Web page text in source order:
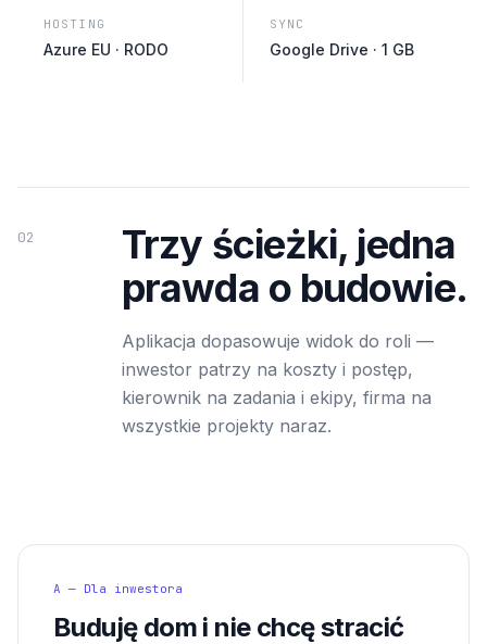
HOSTING
Azure EU · RODO
SYNC
Google Drive · 1 GB
02
Trzy ścieżki, jedna
prawda o budowie.
Aplikacja dopasowuje widok do roli —
inwestor patrzy na koszty i postęp,
kierownik na zadania i ekipy, firma na
wszystkie projekty naraz.
A — Dla inwestora
Buduję dom i nie chcę stracić